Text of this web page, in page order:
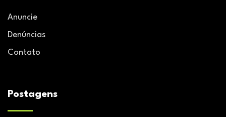
Anuncie
Denúncias
Contato
Postagens